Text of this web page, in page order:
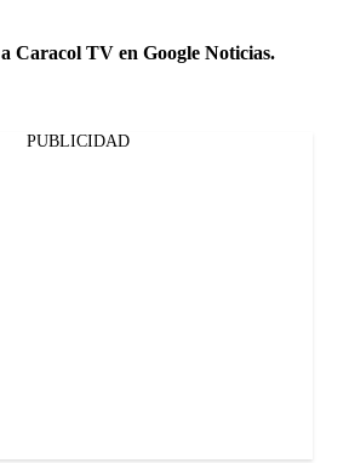
Caracol TV en Google Noticias.
PUBLICIDAD